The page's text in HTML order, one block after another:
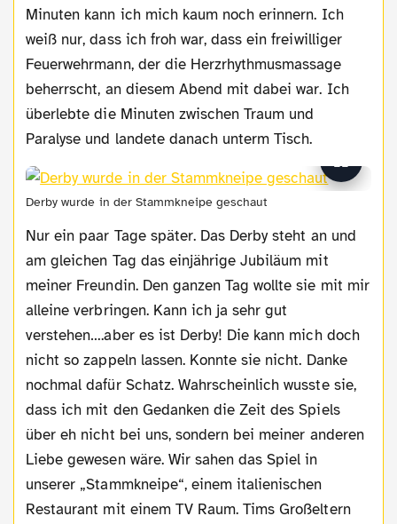
Minuten kann ich mich kaum noch erinnern. Ich
weiß nur, dass ich froh war, dass ein freiwilliger
Feuerwehrmann, der die Herzrhythmusmassage
beherrscht, an diesem Abend mit dabei war. Ich
überlebte die Minuten zwischen Traum und
Paralyse und landete danach unterm Tisch.
Derby wurde in der Stammkneipe geschaut
Nur ein paar Tage später. Das Derby steht an und
am gleichen Tag das einjährige Jubiläum mit
meiner Freundin. Den ganzen Tag wollte sie mit mir
alleine verbringen. Kann ich ja sehr gut
verstehen….aber es ist Derby! Die kann mich doch
nicht so zappeln lassen. Konnte sie nicht. Danke
nochmal dafür Schatz. Wahrscheinlich wusste sie,
dass ich mit den Gedanken die Zeit des Spiels
über eh nicht bei uns, sondern bei meiner anderen
Liebe gewesen wäre. Wir sahen das Spiel in
unserer „Stammkneipe“, einem italienischen
Restaurant mit einem TV Raum. Tims Großeltern